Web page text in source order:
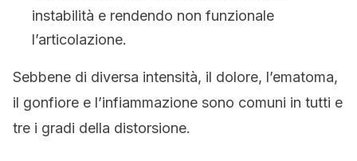
instabilità e rendendo non funzionale
l’articolazione.
Sebbene di diversa intensità, il dolore, l’ematoma,
il gonfiore e l’infiammazione sono comuni in tutti e
tre i gradi della distorsione.